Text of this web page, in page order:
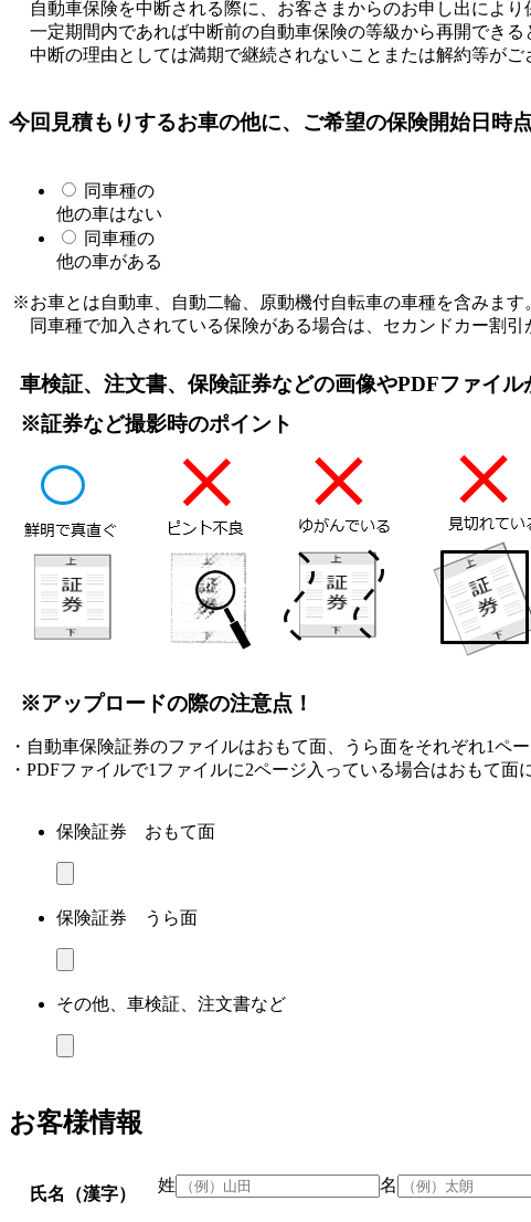
自動車保険を中断される際に、お客さまからのお申し出により
一定期間内であれば中断前の自動車保険の等級から再開できる
中断の理由としては満期で継続されないことまたは解約等がご
今回見積もりするお車の他に、ご希望の保険開始日時
同車種の
他の車はない
同車種の
他の車がある
※お車とは自動車、自動二輪、原動機付自転車の車種を含みます
同車種で加入されている保険がある場合は、セカンドカー割引
車検証、注文書、保険証券などの画像やPDFファイル
※証券など撮影時のポイント
※アップロードの際の注意点！
・自動車保険証券のファイルはおもて面、うら面をそれぞれ1ペ
・PDFファイルで1ファイルに2ページ入っている場合はおもて面
保険証券 おもて面
保険証券 うら面
その他、車検証、注文書など
お客様情報
氏名（漢字） 姓 名